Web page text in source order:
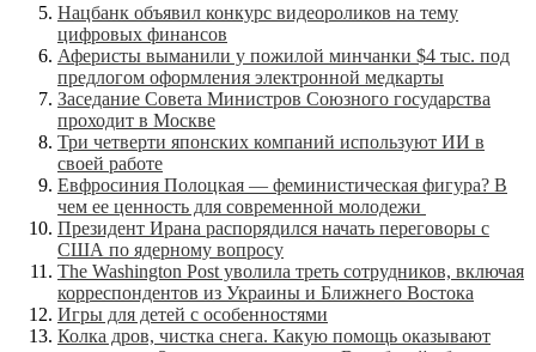
Нацбанк объявил конкурс видеороликов на тему
цифровых финансов
Аферисты выманили у пожилой минчанки $4 тыс. под
предлогом оформления электронной медкарты
Заседание Совета Министров Союзного государства
проходит в Москве
Три четверти японских компаний используют ИИ в
своей работе
Евфросиния Полоцкая — феминистическая фигура? В
чем ее ценность для современной молодежи
Президент Ирана распорядился начать переговоры с
США по ядерному вопросу
The Washington Post уволила треть сотрудников, включая
корреспондентов из Украины и Ближнего Востока
Игры для детей с особенностями
Колка дров, чистка снега. Какую помощь оказывают